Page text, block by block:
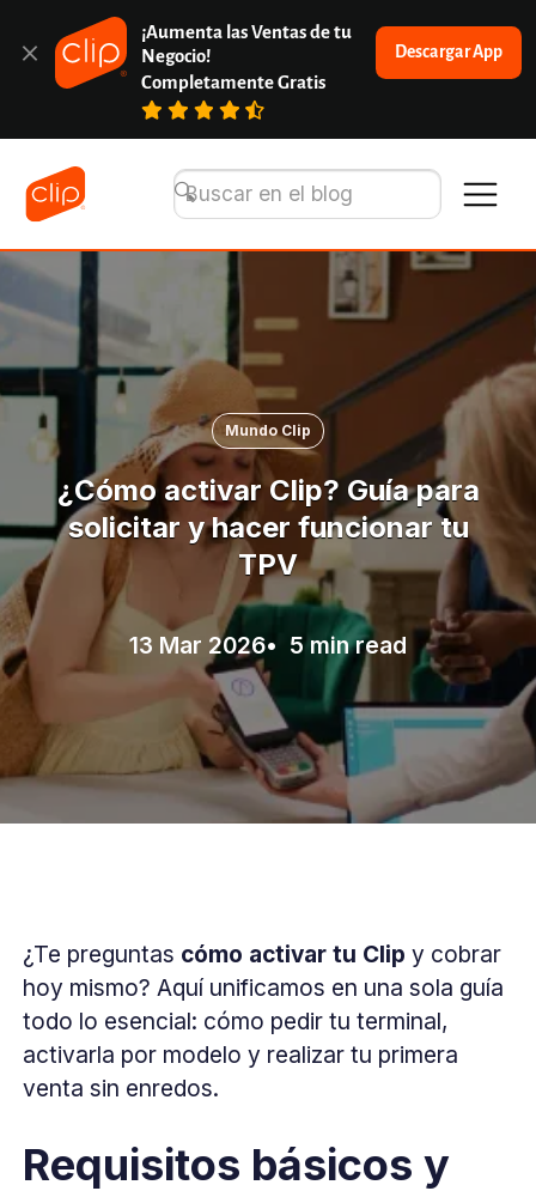
¡Aumenta las Ventas de tu
Negocio!
Completamente Gratis
Descargar App
Mundo Clip
¿Cómo activar Clip? Guía para
solicitar y hacer funcionar tu
TPV
13 Mar 2026• 5 min read
¿Te preguntas cómo activar tu Clip y cobrar
hoy mismo? Aquí unificamos en una sola guía
todo lo esencial: cómo pedir tu terminal,
activarla por modelo y realizar tu primera
venta sin enredos.
Requisitos básicos y